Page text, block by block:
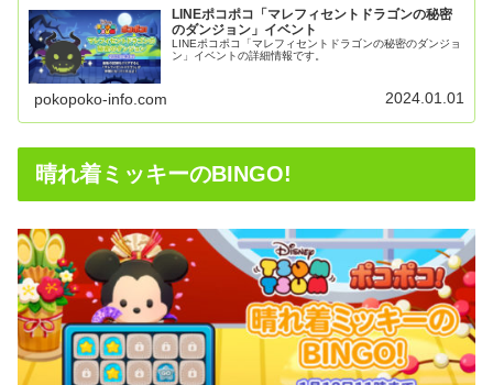
LINEポコポコ「マレフィセントドラゴンの秘密
のダンジョン」イベント
LINEポコポコ「マレフィセントドラゴンの秘密のダンジョ
ン」イベントの詳細情報です。
pokopoko-info.com 2024.01.01
晴れ着ミッキーのBINGO!